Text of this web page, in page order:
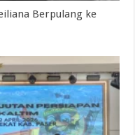
Berpulang ke